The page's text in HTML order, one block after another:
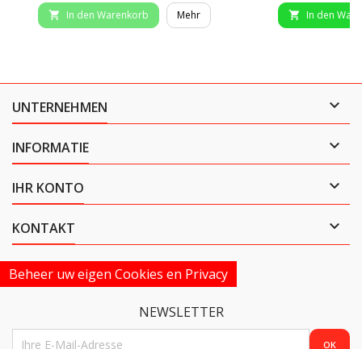
 In den Warenkorb Mehr  In den
UNTERNEHMEN 
INFORMATIE 
IHR KONTO 
KONTAKT 
Beheer uw eigen Cookies en Privacy
NEWSLETTER